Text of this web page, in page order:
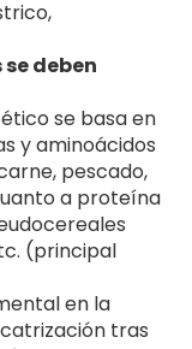
deben
se basa en
y aminoácidos
pescado,
a proteína
(principal
en la
tras